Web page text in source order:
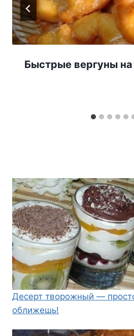
Быстрые вергуны
Десерт творожный —
оближешь!